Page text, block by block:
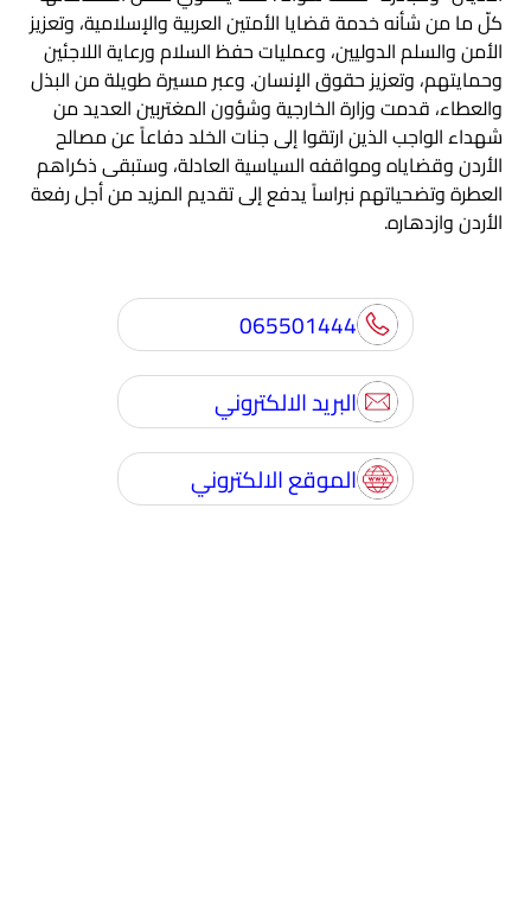
كلّ ما من شأنه خدمة قضايا الأمتين العربية والإسلامية، وتعزيز
الأمن والسلم الدوليين، وعمليات حفظ السلام ورعاية اللاجئين
وحمايتهم، وتعزيز حقوق الإنسان. وعبر مسيرة طويلة من البذل
والعطاء، قدمت وزارة الخارجية وشؤون المغتربين العديد من
شهداء الواجب الذين ارتقوا إلى جنات الخلد دفاعاً عن مصالح
الأردن وقضاياه ومواقفه السياسية العادلة، وستبقى ذكراهم
العطرة وتضحياتهم نبراساً يدفع إلى تقديم المزيد من أجل رفعة
الأردن وازدهاره.
065501444
البريد الالكتروني
الموقع الالكتروني